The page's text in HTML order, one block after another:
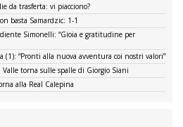
da trasferta: vi piacciono?
basta Samardzic: 1-1
Simonelli: “Gioia e gratitudine per
(1): “Pronti alla nuova avventura coi nostri valori”
Valle torna sulle spalle di Giorgio Siani
alla Real Calepina